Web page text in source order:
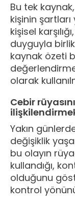
Bu tek
kişinin
kişisel
duyguyla
kaynak özeti
olarak
Cebir
Yakın
değişiklik
bu olayın
kullandığı,
olduğunu
kontrol